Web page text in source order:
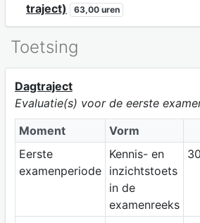
traject)
63,00 uren
Toetsing
Dagtraject
Evaluatie(s) voor de eerste
Moment
Vorm
Eerste
examenperiode
Kennis- en
inzichtstoets
in de
examenreeks